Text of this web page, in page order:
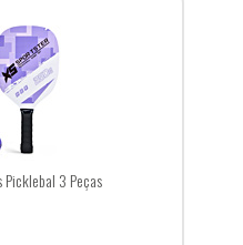
Picklebal 3 Peças